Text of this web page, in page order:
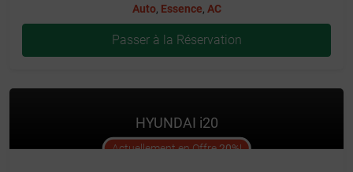
Auto, Essence, AC
Passer à la Réservation
HYUNDAI i20
Actuellement en Offre20%!offer